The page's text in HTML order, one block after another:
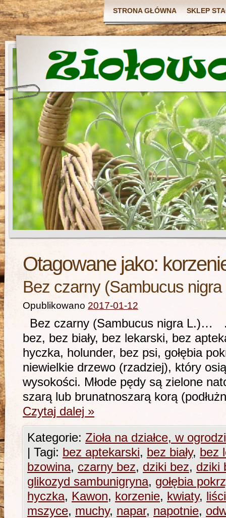
STRONA GŁÓWNA SKLEP
Otagowane jako:
Bez czarny (Sambucus nigra
Opublikowano 2017-01-12
Bez czarny (Sambucus nigra L.)…
bez, bez biały, bez lekarski, bez
hyczka, holunder, bez psi, gołębia
niewielkie drzewo (rzadziej), który
wysokości. Młode pędy są zielone
szarą lub brunatnoszarą korą
Czytaj dalej »
Kategorie: Zioła na działce, w
| Tagi: bez aptekarski, bez biały, bez
bzowina, czarny bez, dziki bez, dziki
glikozyd sambunigryna, gołębia
hyczka, Kawon, korzenie, kwiaty,
mszyce, muchy, napar, napotnie,